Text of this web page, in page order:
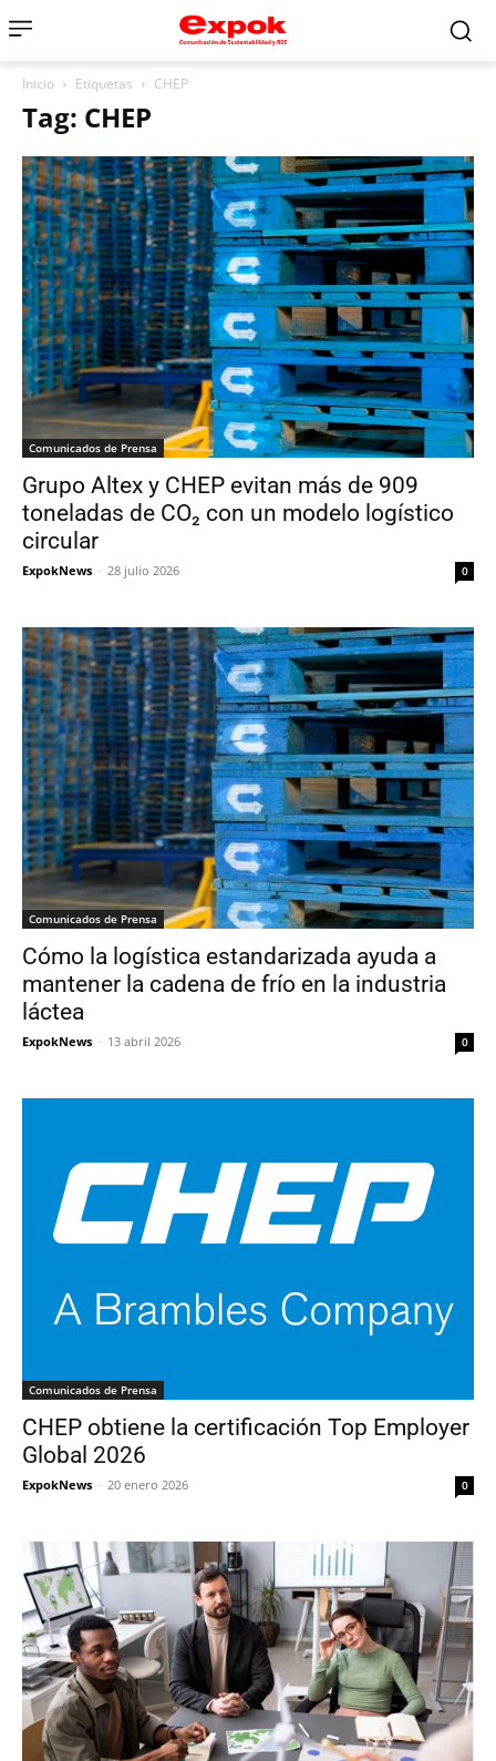
Inicio Etiquetas CHEP
Tag: CHEP
Comunicados de Prensa
Grupo Altex y CHEP evitan más de 909
toneladas de CO₂ con un modelo logístico
circular
ExpokNews - 28 julio 2026 0
Comunicados de Prensa
Cómo la logística estandarizada ayuda a
mantener la cadena de frío en la industria
láctea
ExpokNews - 13 abril 2026 0
Comunicados de Prensa
CHEP obtiene la certificación Top Employer
Global 2026
ExpokNews - 20 enero 2026 0